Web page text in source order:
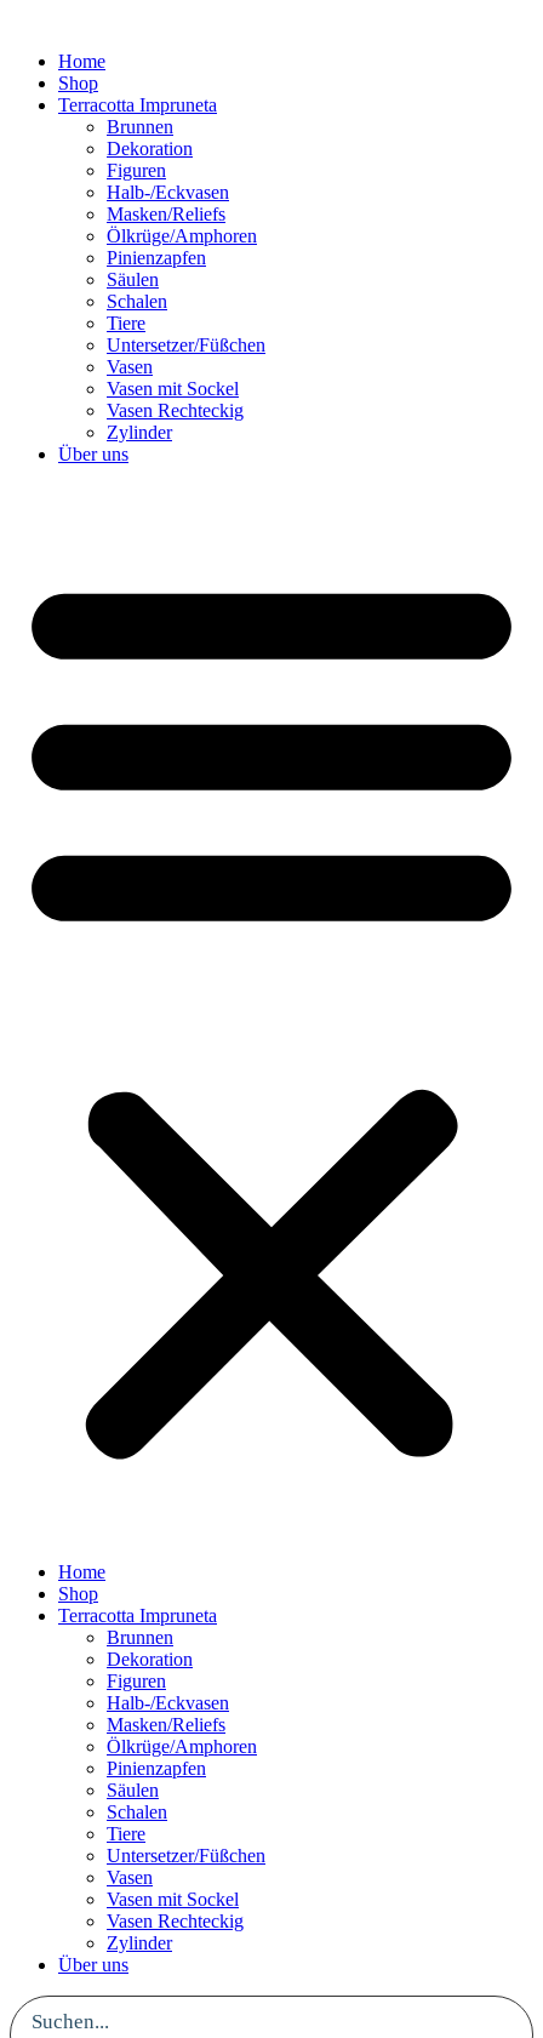
springenHome
Shop
Terracotta Impruneta
Brunnen
Dekoration
Figuren
Halb-/Eckvasen
Masken/Reliefs
Ölkrüge/Amphoren
Pinienzapfen
Säulen
Schalen
Tiere
Untersetzer/Füßchen
Vasen
Vasen mit Sockel
Vasen Rechteckig
Zylinder
Über uns
Home
Shop
Terracotta Impruneta
Brunnen
Dekoration
Figuren
Halb-/Eckvasen
Masken/Reliefs
Ölkrüge/Amphoren
Pinienzapfen
Säulen
Schalen
Tiere
Untersetzer/Füßchen
Vasen
Vasen mit Sockel
Vasen Rechteckig
Zylinder
Über uns